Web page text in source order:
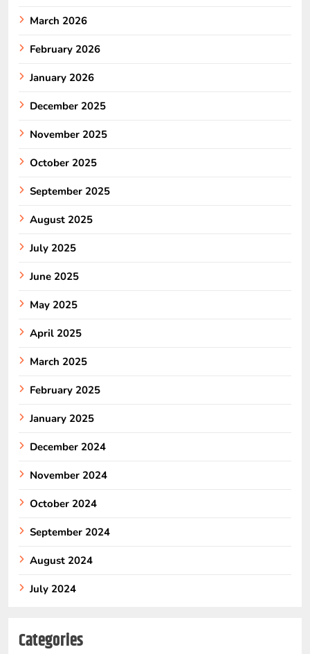
March 2026
February 2026
January 2026
December 2025
November 2025
October 2025
September 2025
August 2025
July 2025
June 2025
May 2025
April 2025
March 2025
February 2025
January 2025
December 2024
November 2024
October 2024
September 2024
August 2024
July 2024
Categories